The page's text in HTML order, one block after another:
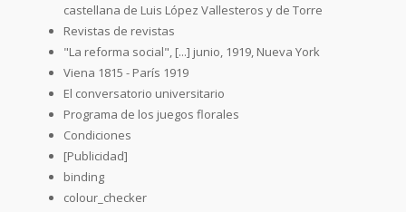
castellana de Luis López Vallesteros y de Torre
Revistas de revistas
"La reforma social", [...] junio, 1919, Nueva York
Viena 1815 - París 1919
El conversatorio universitario
Programa de los juegos florales
Condiciones
[Publicidad]
binding
colour_checker